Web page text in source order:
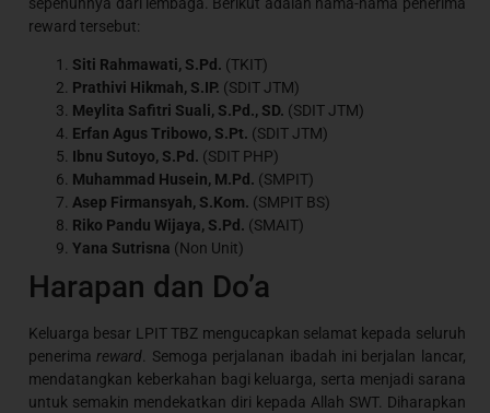
reward tersebut:
Siti Rahmawati, S.Pd. (TKIT)
Prathivi Hikmah, S.IP. (SDIT JTM)
Meylita Safitri Suali, S.Pd., SD. (SDIT JTM)
Erfan Agus Tribowo, S.Pt. (SDIT JTM)
Ibnu Sutoyo, S.Pd. (SDIT PHP)
Muhammad Husein, M.Pd. (SMPIT)
Asep Firmansyah, S.Kom. (SMPIT BS)
Riko Pandu Wijaya, S.Pd. (SMAIT)
Yana Sutrisna (Non Unit)
Harapan dan Do’a
Keluarga besar LPIT TBZ mengucapkan selamat kepada seluruh
penerimareward. Semoga perjalanan ibadah ini berjalan lancar,
mendatangkan keberkahan bagi keluarga, serta menjadi sarana
untuk semakin mendekatkan diri kepada Allah SWT. Diharapkan